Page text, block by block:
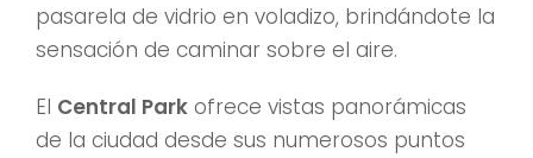
pasarela de vidrio en voladizo, brindándote la
sensación de caminar sobre el aire.
El Central Parkofrece vistas panorámicas
de la ciudad desde sus numerosos puntos